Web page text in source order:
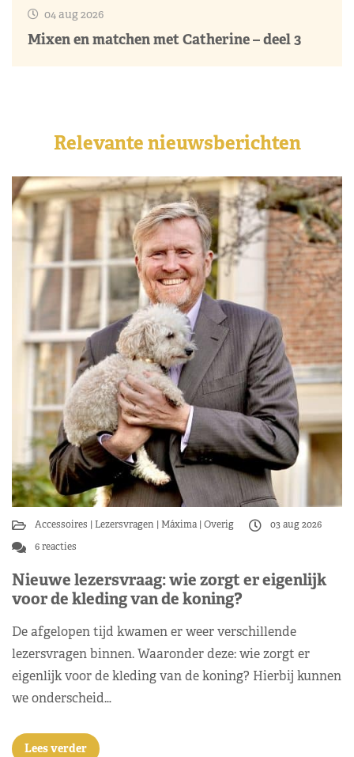
04 aug 2026
Mixen en matchen met Catherine – deel 3
Relevante nieuwsberichten
Accessoires Lezersvragen Máxima Overig
03 aug 2026
6 reacties
Nieuwe lezersvraag: wie zorgt er eigenlijk
voor de kleding van de koning?
De afgelopen tijd kwamen er weer verschillende
lezersvragen binnen. Waaronder deze: wie zorgt er
eigenlijk voor de kleding van de koning? Hierbij kunnen
we onderscheid…
Lees verder